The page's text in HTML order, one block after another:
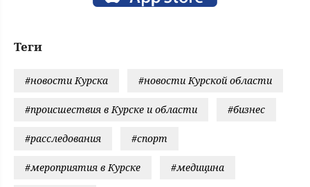
Теги
#новости Курска #новости Курской области
#происшествия в Курске и области #бизнес
#расследования #спорт
#мероприятия в Курске #медицина